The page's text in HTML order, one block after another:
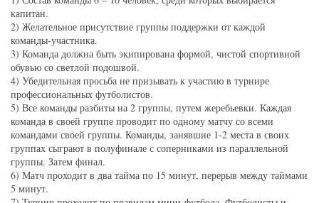
капитан.
2) Желательное присутствие группы поддержки от каждой
команды-участника.
3) Команда должна быть экипирована формой, чистой спортивной
обувью со светлой подошвой.
4) Убедительная просьба не призывать к участию в турнире
профессиональных футболистов.
5) Все команды разбиты на 2 группы, путем жеребьевки. Каждая
команда в своей группе проводит по одному матчу со всеми
командами своей группы. Команды, занявшие 1-2 места в своих
группах сыграют в полуфинале с соперниками из параллельной
группы. Затем финал.
6) Матч проходит в два тайма по 15 минут, перерыв между таймами
5 минут.